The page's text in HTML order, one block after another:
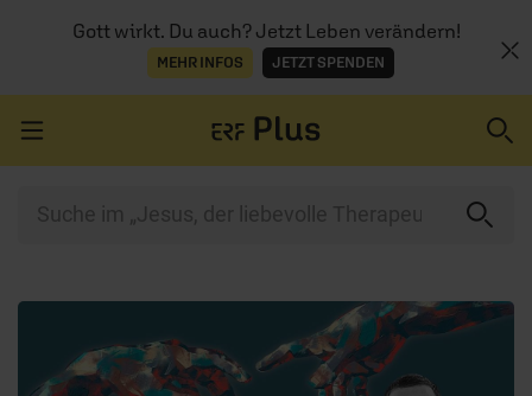
Gott wirkt. Du auch? Jetzt Leben verändern!
MEHR INFOS JETZT SPENDEN
PROGRAMM